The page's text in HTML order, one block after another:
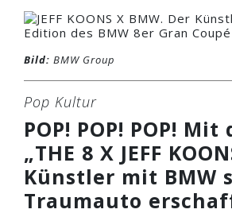
Bild: BMW Group
Pop Kultur
POP! POP! POP!
„THE 8 X JEFF
Künstler mit BMW
Traumauto